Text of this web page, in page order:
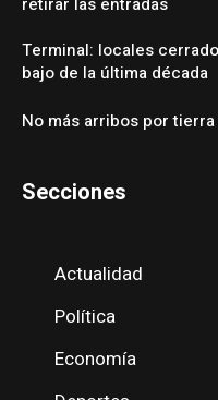
Terminal: locales
bajo de la última década
No más arribos por tierra
Secciones
Actualidad
Política
Economía